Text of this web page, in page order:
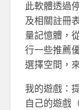
此軟體透過
及相關註冊
量記憶體，
行一些推薦
選擇空間，
我的遊戲：
自己的遊戲